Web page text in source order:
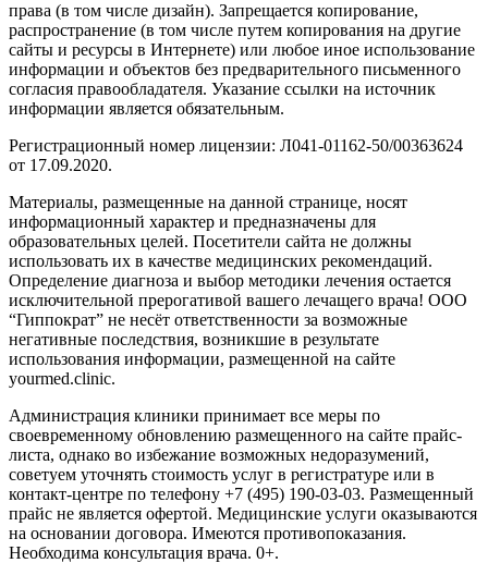
права (в том числе дизайн). Запрещается копирование,
распространение (в том числе путем копирования на другие
сайты и ресурсы в Интернете) или любое иное использование
информации и объектов без предварительного письменного
согласия правообладателя. Указание ссылки на источник
информации является обязательным.
Регистрационный номер лицензии: Л041-01162-50/00363624
от 17.09.2020.
Материалы, размещенные на данной странице, носят
информационный характер и предназначены для
образовательных целей. Посетители сайта не должны
использовать их в качестве медицинских рекомендаций.
Определение диагноза и выбор методики лечения остается
исключительной прерогативой вашего лечащего врача! ООО
“Гиппократ” не несёт ответственности за возможные
негативные последствия, возникшие в результате
использования информации, размещенной на сайте
yourmed.clinic.
Администрация клиники принимает все меры по
своевременному обновлению размещенного на сайте прайс-
листа, однако во избежание возможных недоразумений,
советуем уточнять стоимость услуг в регистратуре или в
контакт-центре по телефону +7 (495) 190-03-03. Размещенный
прайс не является офертой. Медицинские услуги оказываются
на основании договора. Имеются противопоказания.
Необходима консультация врача. 0+.